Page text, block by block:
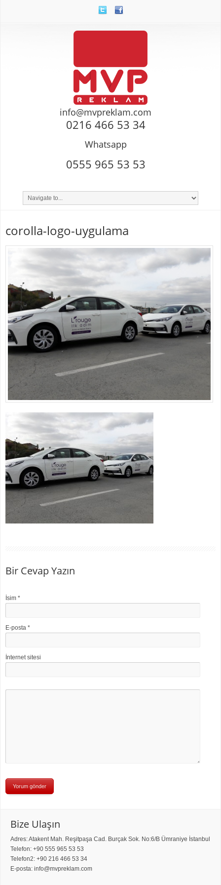
info@mvpreklam.com
0216 466 53 34
Whatsapp
0555 965 53 53
corolla-logo-uygulama
Bir Cevap Yazın
İsim *
E-posta *
İnternet sitesi
Bize Ulaşın
Adres: Atakent Mah. Reşitpaşa Cad. Burçak Sok. No:6/B Ümraniye İstanbul
Telefon: +90 555 965 53 53
Telefon2: +90 216 466 53 34
E-posta: info@mvpreklam.com